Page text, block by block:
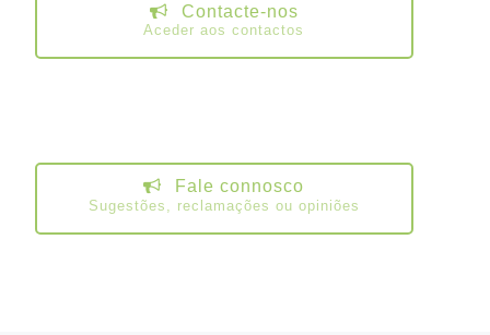
Contacte-nos
Aceder aos contactos
Fale connosco
Sugestões, reclamações ou opiniões